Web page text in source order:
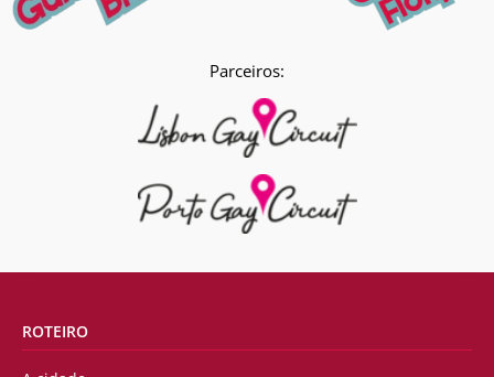
Parceiros:
ROTEIRO